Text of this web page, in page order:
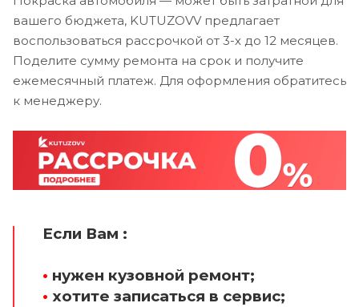
вашего бюджета, KUTUZOVV предлагает
воспользоваться рассрочкой от 3-х до 12 месяцев.
Поделите сумму ремонта на срок и получите
ежемесячный платеж. Для оформления обратитесь
к менеджеру.
Если Вам :
• нужен кузовной ремонт;
• хотите записаться в сервис;